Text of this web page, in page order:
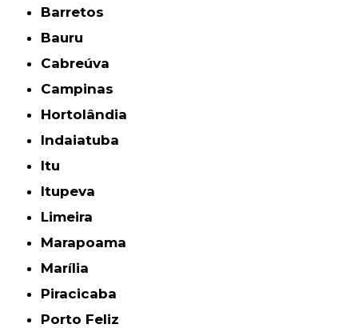
Barretos
Bauru
Cabreúva
Campinas
Hortolândia
Indaiatuba
Itu
Itupeva
Limeira
Marapoama
Marília
Piracicaba
Porto Feliz